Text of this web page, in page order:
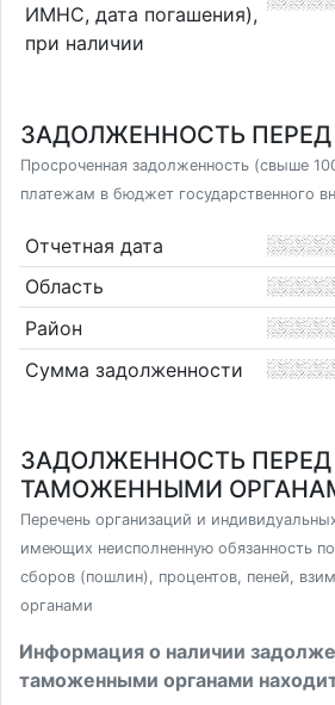
ИМНС, дата погашения),
при наличии
ЗАДОЛЖЕННОСТЬ
Просроченная задолженность (свыше
платежам в бюджет государственного
Отчетная дата
Область
Район
Сумма задолженности
ЗАДОЛЖЕННОСТЬ ПЕРЕД
ТАМОЖЕННЫМИ
Перечень организаций и
имеющих неисполненную обязанность
сборов (пошлин), процентов, пеней,
органами
Информация о наличии
таможенными органами